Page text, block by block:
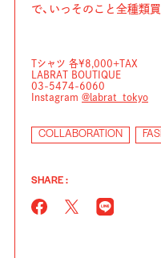
で、いっそのこと全種類
Tシャツ 各¥8,000+TAX
LABRAT BOUTIQUE
03-5474-6060
Instagram @labrat_tokyo
COLLABORATION
SHARE :